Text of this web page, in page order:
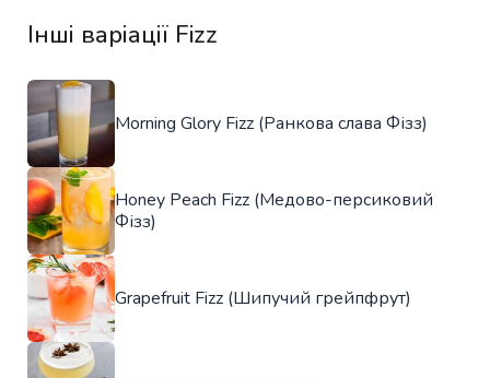
Інші варіації Fizz
Morning Glory Fizz (Ранкова слава Фізз)
Honey Peach Fizz (Медово-персиковий
Фізз)
Grapefruit Fizz (Шипучий грейпфрут)